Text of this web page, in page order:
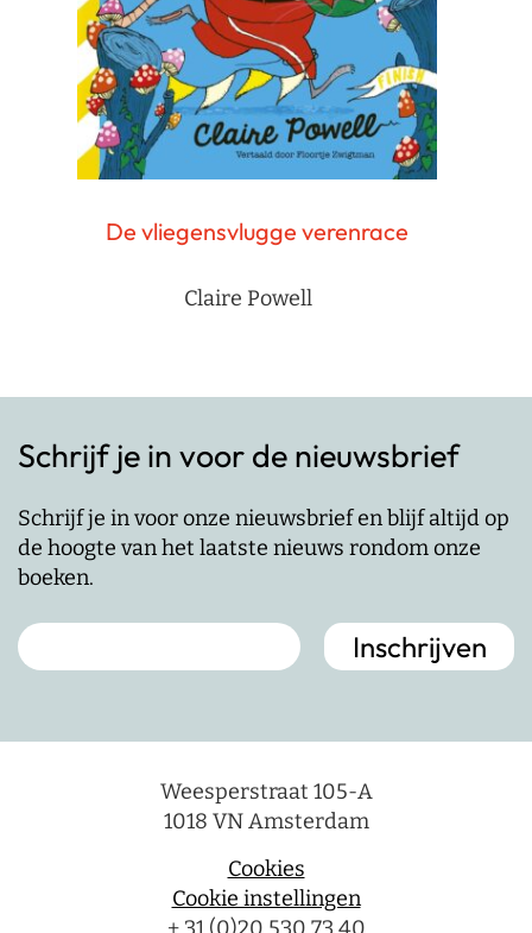
De vliegensvlugge verenrace
Claire Powell
Schrijf je in voor de nieuwsbrief
Schrijf je in voor onze nieuwsbrief en blijf altijd op
de hoogte van het laatste nieuws rondom onze
boeken.
Weesperstraat 105-A
1018 VN Amsterdam
Cookies
Cookie instellingen